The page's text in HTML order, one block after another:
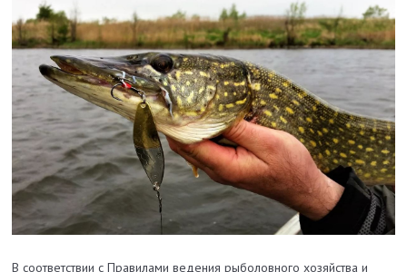
В соответствии с Правилами ведения рыболовного хозяйства и